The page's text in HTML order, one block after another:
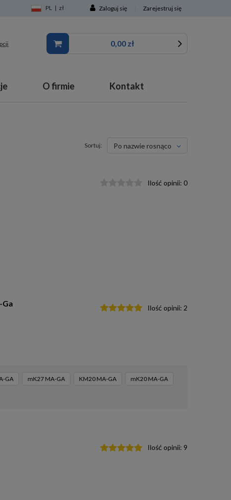
PL | zł Zaloguj się Zarejestruj się
0,00 zł
O firmie Kontakt
Sortuj: po nazwie rosnąco
Ilość opinii: 0
Ilość opinii: 2
GA mK27 MA-GA KM20 MA-GA mK20 MA-GA
Ilość opinii: 9